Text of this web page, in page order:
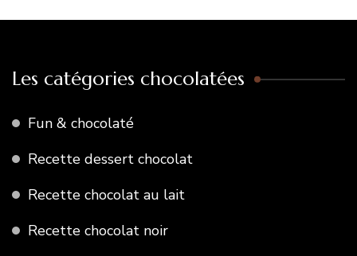
Les catégories chocolatées
Fun & chocolaté
Recette dessert chocolat
Recette chocolat au lait
Recette chocolat noir